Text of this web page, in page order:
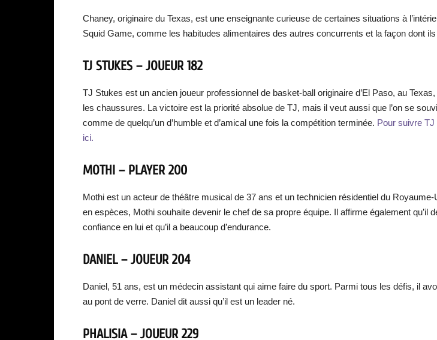
Chaney, originaire du Texas, est une enseignante curieuse de certaines situations à
Squid Game, comme les habitudes alimentaires des autres concurrents et la façon dont
TJ STUKES – JOUEUR 182
TJ Stukes est un ancien joueur professionnel de basket-ball originaire d’El Paso, au
les chaussures. La victoire est la priorité absolue de TJ, mais il veut aussi que l’on se
comme de quelqu’un d’humble et d’amical une fois la compétition terminée. Pour suivre TJ
ici.
MOTHI – PLAYER 200
Mothi est un acteur de théâtre musical de 37 ans et un technicien résidentiel du Royaume-
en espèces, Mothi souhaite devenir le chef de sa propre équipe. Il affirme également qu’il
confiance en lui et qu’il a beaucoup d’endurance.
DANIEL – JOUEUR 204
Daniel, 51 ans, est un médecin assistant qui aime faire du sport. Parmi tous les défis, il
au pont de verre. Daniel dit aussi qu’il est un leader né.
PHALISIA – JOUEUR 229